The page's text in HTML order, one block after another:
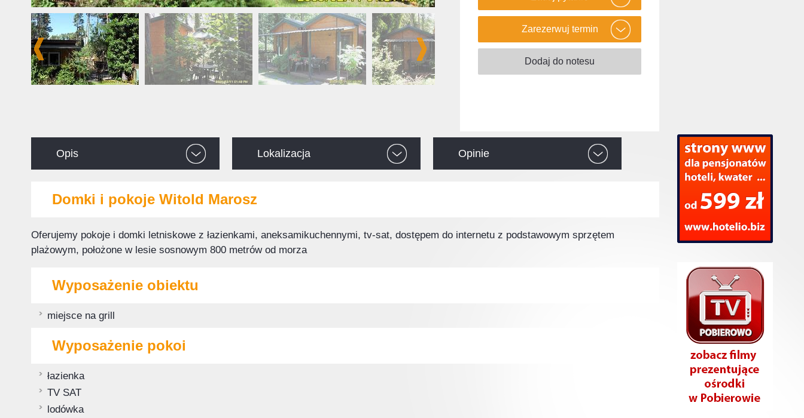
Opis Lokalizacja Opinie
Domki i pokoje Witold Marosz
Oferujemy pokoje i domki letniskowe z łazienkami, aneksamikuchennymi, tv-sat, dostępem do internetu z podstawowym sprzętem
plażowym, położone w lesie sosnowym 800 metrów od morza
Wyposażenie obiektu
miejsce na grill
Wyposażenie pokoi
łazienka
TV SAT
lodówka